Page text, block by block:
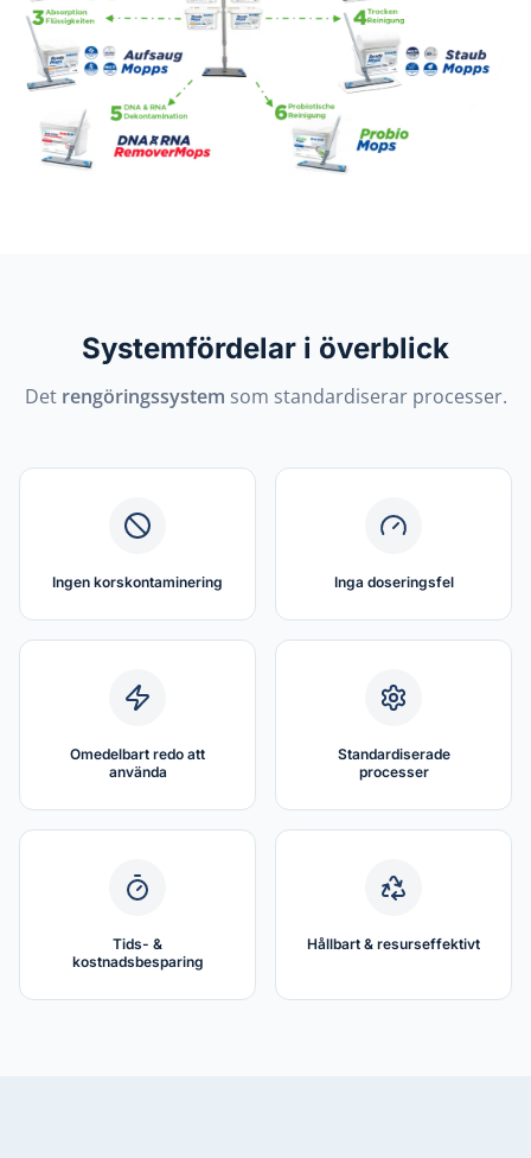
Systemfördelar i överblick
Det rengöringssystem som standardiserar processer.
Ingen korskontaminering Inga doseringsfel
Omedelbart redo att
använda
Standardiserade
processer
Tids- &
kostnadsbesparing
Hållbart & resurseffektivt